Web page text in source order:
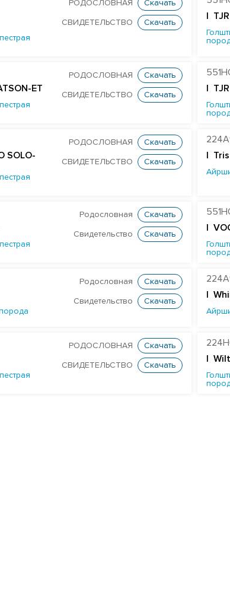
РОДОСЛОВНАЯ Скачать
СВИДЕТЕЛЬСТВО Скачать
|
ET
РОДОСЛОВНАЯ Скачать
СВИДЕТЕЛЬСТВО Скачать
|
SOLO-
РОДОСЛОВНАЯ Скачать
СВИДЕТЕЛЬСТВО Скачать
Родословная Скачать
Свидетельство Скачать
|
Родословная Скачать
Свидетельство Скачать
|
РОДОСЛОВНАЯ Скачать
СВИДЕТЕЛЬСТВО Скачать
|